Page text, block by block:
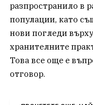
разпространило в
популации, като
нови погледи
хранителните
Това все още е
отговор.